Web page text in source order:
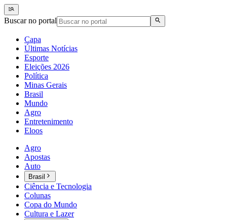
Buscar no portal
Capa
Últimas Notícias
Esporte
Eleições 2026
Política
Minas Gerais
Brasil
Mundo
Agro
Entretenimento
Eloos
Agro
Apostas
Auto
Brasil
Ciência e Tecnologia
Colunas
Copa do Mundo
Cultura e Lazer